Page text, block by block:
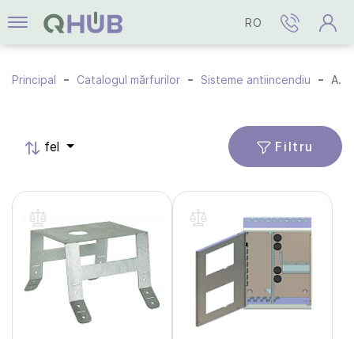
RO
Principal Catalogul mărfurilor Sisteme antiincendiu Accesorii
fel Filtru